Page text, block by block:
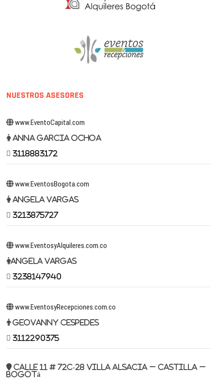
NUESTROS ASESORES
www.EventoCapital.com
Anna Garcia Ochoa
3118883172
www.EventosBogota.com
Angela Vargas
3213875727
www.EventosyAlquileres.com.co
Angela Vargas
3238147940
www.EventosyRecepciones.com.co
Geovanny Cespedes
3112290375
Calle 11 # 72c-28 Villa Alsacia – Castilla –
Bogotá